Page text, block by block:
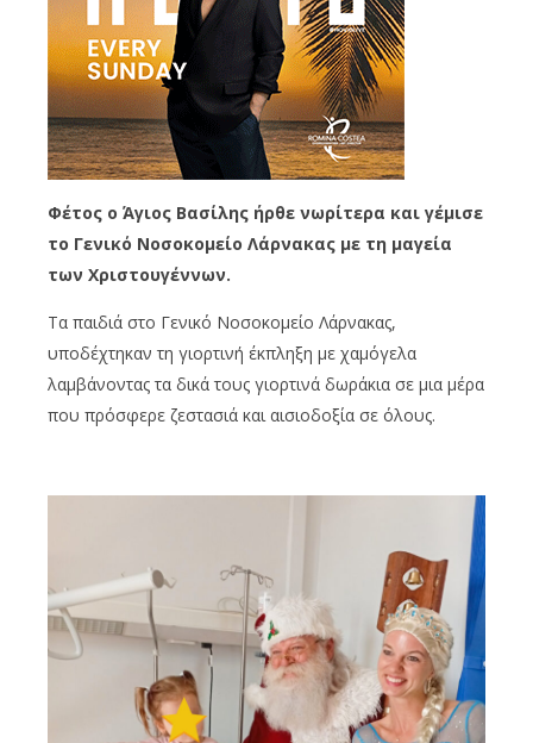
Φέτος ο Άγιος Βασίλης ήρθε νωρίτερα και γέμισε
το Γενικό Νοσοκομείο Λάρνακας με τη μαγεία
των Χριστουγέννων.
Τα παιδιά στο Γενικό Νοσοκομείο Λάρνακας,
υποδέχτηκαν τη γιορτινή έκπληξη με χαμόγελα
λαμβάνοντας τα δικά τους γιορτινά δωράκια σε μια μέρα
που πρόσφερε ζεστασιά και αισιοδοξία σε όλους.